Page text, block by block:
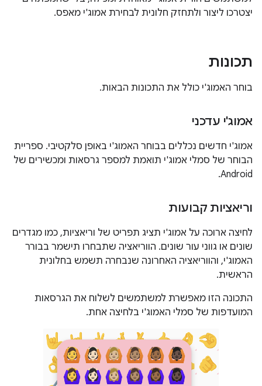
יצטרכו ליצור ולתחזק חלונית לבחירת אמוג'י מאפס.
תכונות
בוחר האמוג'י כולל את התכונות הבאות.
אמוג'י עדכני
אמוג'י חדשים נכללים בבוחר האמוג'י באופן סלקטיבי. ספריית
הבוחר של סמלי אמוג'י תואמת למספר גרסאות ומכשירים של
Android.
וריאציות קבועות
לחיצה ארוכה על אמוג'י תציג תפריט של וריאציות, כמו מגדרים
שונים או גווני עור שונים. הווריאציה שתבחרו תישמר בבורר
האמוג'י, והווריאציה האחרונה שנבחרה תשמש בחלונית
הראשית.
התכונה הזו מאפשרת למשתמשים לשלוח את הגרסאות
המועדפות של סמלי האמוג'י בלחיצה אחת.